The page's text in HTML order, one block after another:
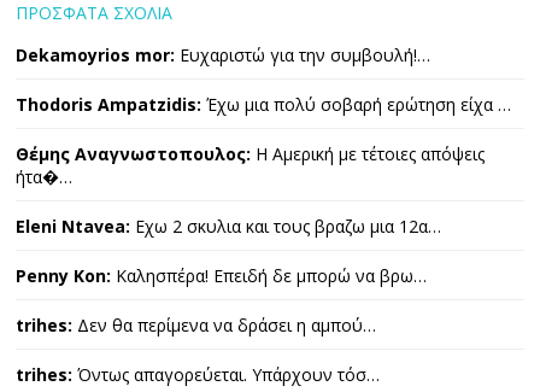
ΠΡΟΣΦΑΤΑ ΣΧΟΛΙΑ
Dekamoyrios mor: Ευχαριστώ για την συμβουλή!…
Thodoris Ampatzidis: Έχω μια πολύ σοβαρή ερώτηση είχα …
Θέμης Αναγνωστοπουλος: Η Αμερική με τέτοιες απόψεις
ήτα�…
Eleni Ntavea: Εχω 2 σκυλια και τους βραζω μια 12α…
Penny Kon: Καλησπέρα! Επειδή δε μπορώ να βρω…
trihes: Δεν θα περίμενα να δράσει η αμπού…
trihes: Όντως απαγορεύεται. Υπάρχουν τόσ…